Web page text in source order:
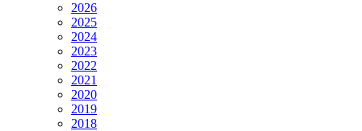
2026
2025
2024
2023
2022
2021
2020
2019
2018